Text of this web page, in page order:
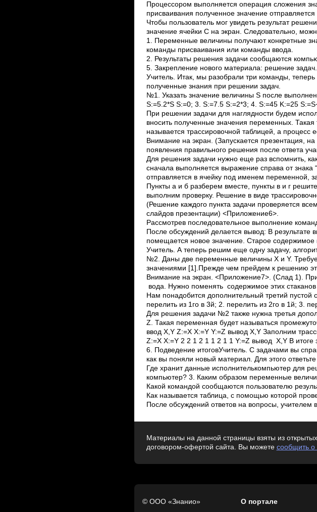
Процессором выполняется операция сложения
присваивания полученное значение отправляется
Чтобы пользователь мог увидеть результат
значение ячейки С на экран. Следовательно,
1. Переменные величины получают конкретные
команды присваивания или команды ввода.
2. Результаты решения задачи сообщаются
5. Закрепление нового материала: решение задач.
Учитель. Итак, мы разобрали три команды,
полученные знания при решении задач.
№1. Указать значение величины S после
S:=­5.2*S S:=0; 3. S:=­7.5 S:=2*3; 4. S:=45 K:=­25
При решении задачи для наглядности будем
вносить полученные значения переменных. Такая
называется трассировочной таблицей, а процесс
Внимание на экран. (Запускается презентация,
появления правильного решения после ответа
Для решения задачи нужно еще раз вспомнить,
сначала выполняется выражение справа от знака
отправляется в ячейку под именем переменной,
Пункты а и б разберем вместе, пункты в и г
выполним проверку. Решение в виде
(Решение каждого пункта задачи проверяется
слайдов презентации) <Приложение6>.
Рассмотрев последовательное выполнение
После обсуждений делается вывод: В
помещается новое значение. Старое содержимое
Учитель. А теперь решим еще одну задачу,
№2. Даны две переменные величины X и Y.
значениями [1].Прежде чем прейдем к решению
Внимание на экран. <Приложение7>. (Слад 1).
вода. Нужно поменять содержимое этих
Нам понадобится дополнительный третий
перелить из 1­го в 3­й; 2. перелить из 2­го в 1­й; 3.
Для решения задачи №2 также нужна третья
Z. Такая переменная будет называться
ввод X,Y Z:=X X:=Y Y:=Z вывод X,Y Заполним
Z:=X X:=Y 2 2 1 2 1 1 2 1 1 Y:=Z вывод X,Y В
6. Подведение итоговУчитель. С задачами вы
как вы поняли новый материал. Для этого
Где хранит данные исполнитель­компьютер для
компьютер? 3. Каким образом переменные
Какой командой сообщаются пользователю
Как называется таблица, с помощью которой
После обсуждений ответов на вопросы,
Материалы на данной страницы взяты из
договором-офертой сайта. Вы можете сообщить
© ООО «Знанио» О портале